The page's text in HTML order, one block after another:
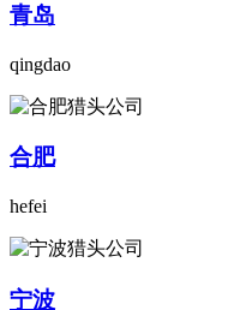
青岛
qingdao
合肥
hefei
宁波